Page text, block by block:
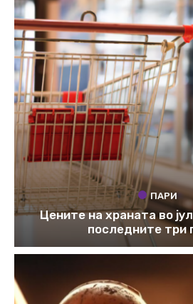
ПАРИ
Цените на храната во
последните три